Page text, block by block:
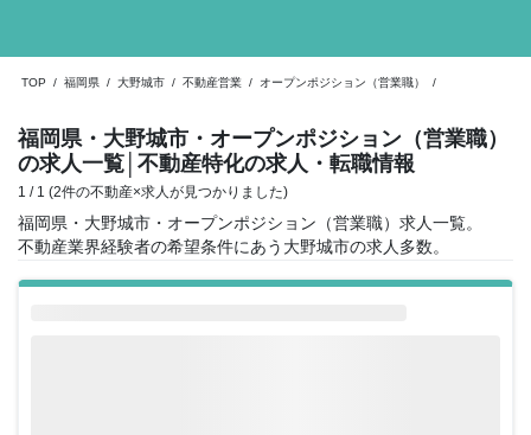
TOP / 福岡県 / 大野城市 / 不動産営業 / オープンポジション（営業職） /
福岡県・大野城市・オープンポジション（営業職）
の求人一覧 │不動産特化の求人・転職情報
1 / 1 (2件の不動産×求人が見つかりました)
福岡県・大野城市・オープンポジション（営業職）求人一覧。
不動産業界経験者の希望条件にあう大野城市の求人多数。